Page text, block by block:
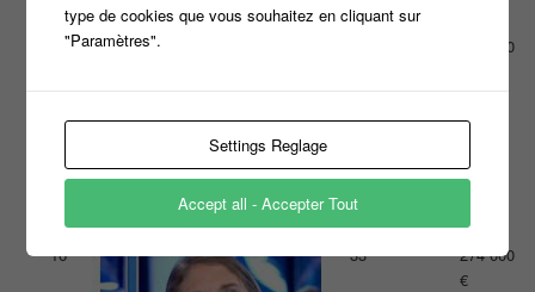
15
297 000
16 33
274 000
€
type de cookies que vous souhaitez en cliquant sur
"Paramètres".
Settings Reglage
Accept all - Accepter Tout